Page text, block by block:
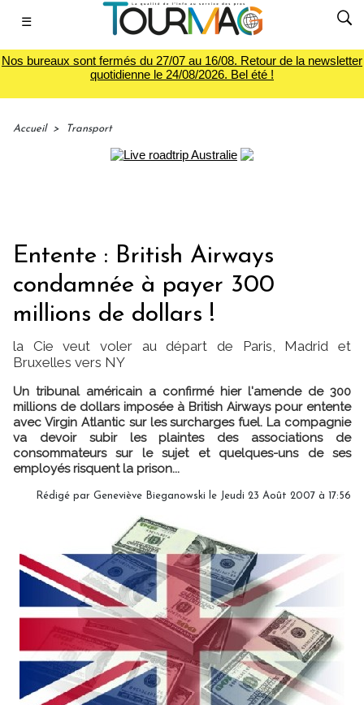
☰
Nos bureaux sont fermés du 27/07 au 16/08. Retour de la newsletter
quotidienne le 24/08/2026. Bel été !
Accueil > Transport
Entente : British Airways
condamnée à payer 300
millions de dollars !
la Cie veut voler au départ de Paris, Madrid et
Bruxelles vers NY
Un tribunal américain a confirmé hier l'amende de 300
millions de dollars imposée à British Airways pour entente
avec Virgin Atlantic sur les surcharges fuel. La compagnie
va devoir subir les plaintes des associations de
consommateurs sur le sujet et quelques-uns de ses
employés risquent la prison...
Rédigé par Geneviève Bieganowski le Jeudi 23 Août 2007 à 17:56